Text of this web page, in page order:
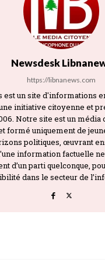
Newsdesk
https://libnanews.com
est un site d'informations
initiative citoyenne et
Notre site est un média
formé uniquement de
politiques, œuvrant
information factuelle
d’un parti quelconque,
dans le secteur de